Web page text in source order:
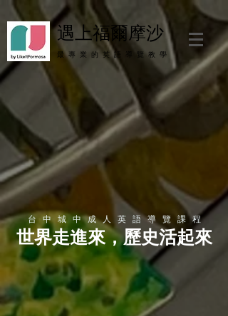
遇上福爾摩沙
最 專 業 的 英 語 導 覽 教 學
台 中 城 中 成 人 英 語 ​導 覽 課 程
​世界走進來，歷史活起來